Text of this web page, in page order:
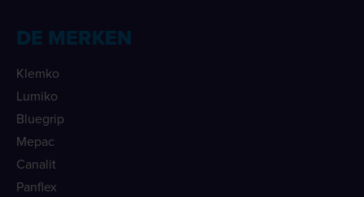
DE MERKEN
Klemko
Lumiko
Bluegrip
Mepac
Canalit
Panflex